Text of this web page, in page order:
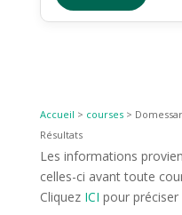
Accueil > courses>
Résultats
Les informations
celles-ci avant toute
Cliquez ICI pour